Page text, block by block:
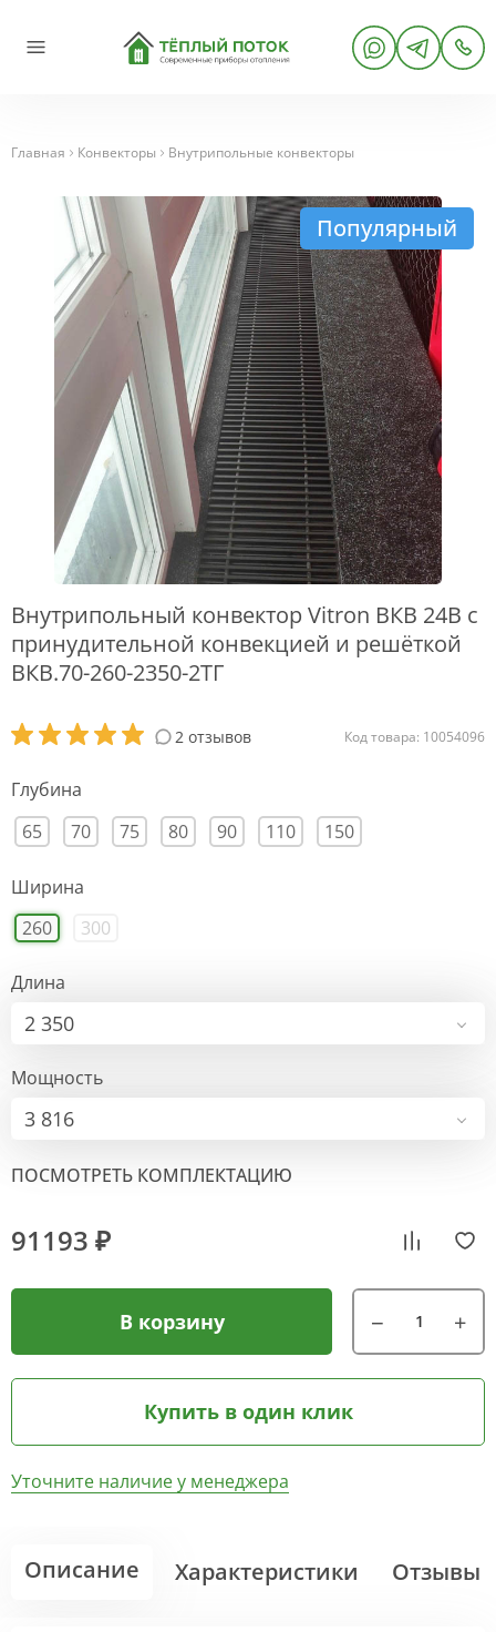
Главная Конвекторы Внутрипольные конвекторы
Популярный
Внутрипольный конвектор Vitron ВКВ 24В с
принудительной конвекцией и решёткой
ВКВ.70-260-2350-2ТГ
2 отзывов Код товара: 10054096
Глубина
65
70 75 80 90 110 150
Ширина
260
300
Длина
2 350
Мощность
3 816
ПОСМОТРЕТЬ КОМПЛЕКТАЦИЮ
91193 ₽
В корзину
Купить в один клик
Уточните наличие у менеджера
Описание Характеристики Отзывы